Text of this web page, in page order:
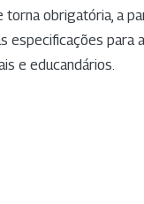
torna obrigatória, a
especificações para
e educandários.